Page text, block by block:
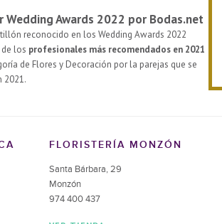
Wedding Awards 2022 por Bodas.net
reconocido en los Wedding Awards 2022
los profesionales más recomendados en 2021
de Flores y Decoración por la parejas que se
2021.
FLORISTERÍA MONZÓN
Santa Bárbara, 29
Monzón
974 400 437